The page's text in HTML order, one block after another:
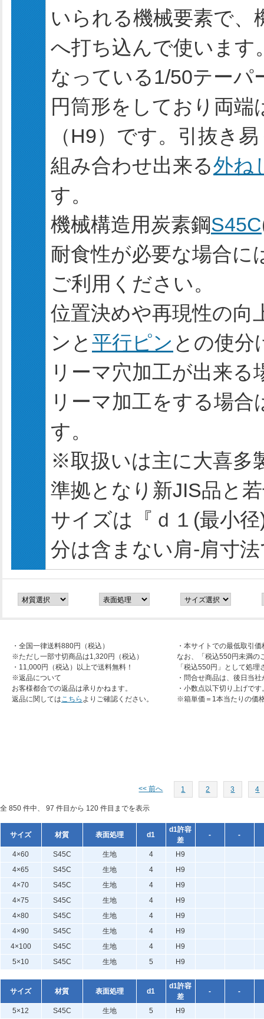
いられる機械要素で、
へ打ち込んで使います
なっている1/50テーパ
円筒形をしており両
（H9）です。引抜き
組み合わせ出来る外ね
す。
機械構造用炭素鋼S45C
耐食性が必要な場合に
ご利用ください。
位置決めや再現性の向
ンと 平行ピン との使分
リーマ穴加工が出来
リーマ加工をする場
す。
※取扱いは主に大喜多
準拠となり新JIS品と
サイズは『ｄ１(最小
分は含まない肩‐肩寸
・全国一律送料880円（税込）
※ただし一部寸切商品は1,320円（税込）
・11,000円（税込）以上で送料無料！
※返品について
お客様都合での返品は承りかねます。
返品に関してはこちら よりご確認ください。
・本サイトでの最低取引
なお、「税込550円未満の
「税込550円」として処
・問合せ商品は、後日当
・小数点以下切り上げです
※箱単価＝1本当たりの価
<< 前へ 1 2 3 4
全 850 件中、 97 件目から 120 件目までを表示
サイズ 材質 表面処理 d1
d1許容
差
- -
4×60 S45C 生地 4
H9
4×65
S45C 生地 4
H9
4×70
S45C 生地 4
H9
4×75
S45C 生地 4
H9
4×80
S45C 生地 4
H9
4×90
S45C 生地 4
H9
4×100
S45C 生地 4
H9
5×10
S45C 生地 5 H9
サイズ 材質 表面処理 d1
d1許容
差
- -
5×12 S45C 生地 5 H9